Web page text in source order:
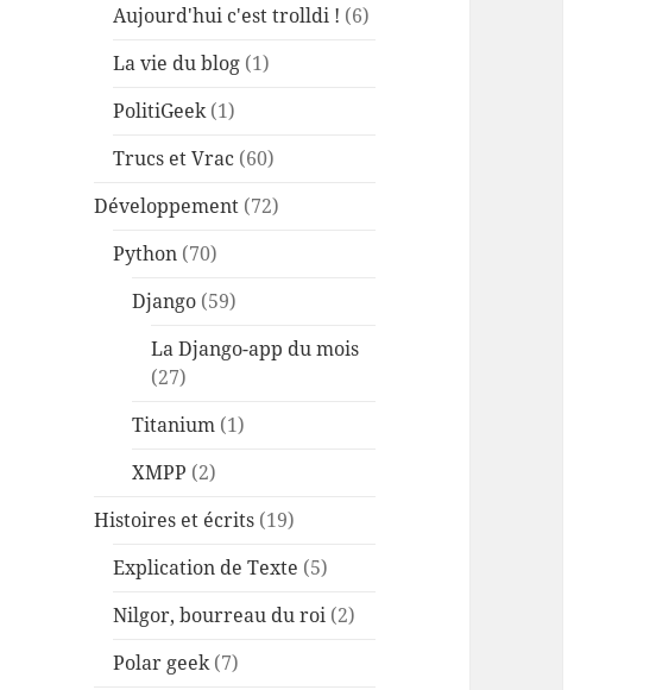
Aujourd'hui c'est trolldi ! (6)
La vie du blog (1)
PolitiGeek(1)
Trucs et Vrac (60)
Développement (72)
Python (70)
Django (59)
La Django-app du mois
(27)
Titanium (1)
XMPP (2)
Histoires et écrits (19)
Explication de Texte (5)
Nilgor, bourreau du roi (2)
Polar geek(7)